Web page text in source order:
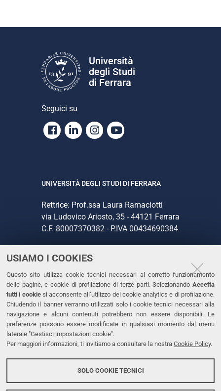
USIAMO I COOKIES
Questo sito utilizza cookie tecnici necessari al corretto funzionamento
delle pagine, e cookie di profilazione di terze parti. Selezionando Accetta
tutti i cookiesi acconsente all’utilizzo dei cookie analytics e di profilazione.
Chiudendo il banner verranno utilizzati solo i cookie tecnici necessari alla
navigazione e alcuni contenuti potrebbero non essere disponibili. Le
preferenze possono essere modificate in qualsiasi momento dal menu
laterale "Gestisci impostazioni cookie".
Per maggiori informazioni, ti invitiamo a consultare la nostra Cookie Policy.
SOLO COOKIE TECNICI
Università
degli Studi
di Ferrara
Seguici su
Facebook
LinkedinInstagram
Youtube
UNIVERSITÀ DEGLI STUDI DI FERRARA
Rettrice: Prof.ssa Laura Ramaciotti
via Ludovico Ariosto, 35 - 44121 Ferrara
C.F. 80007370382 - P.IVA 00434690384
CONTATTI
Tel. +39 0532 293111
Fax. +39 0532 293031
PEC
LINKS
Dichiarazione di accessibilità
Protezione dati personali